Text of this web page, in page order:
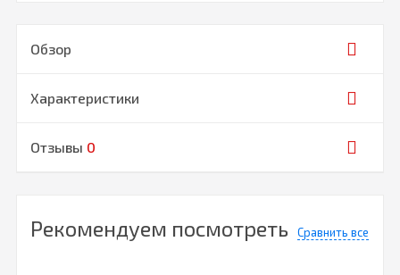
Обзор
Характеристики
Отзывы 0
Рекомендуем посмотреть Сравнить все